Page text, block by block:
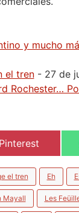
y mucho
el tren- 27 de
Rochester…
Pinterest
el tren Eh
Mayall Les